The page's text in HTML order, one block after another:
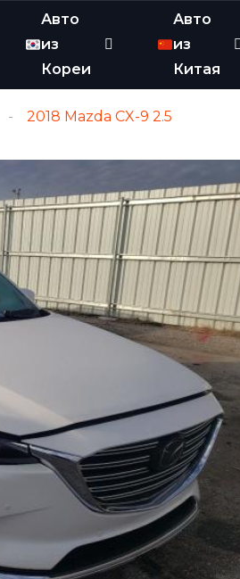
Авто
из
Кореи
Авто
из
Китая
2018 Mazda CX-9 2.5